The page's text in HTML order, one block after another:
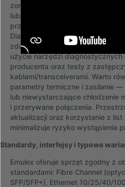
zon w sieciach Fibre Channel
lub kable. Objawy to niestabilne
przepustowości lub brak
Diagnostyka obejmuje:
zdarzeń karty, weryfikację wersji
użycie narzędzi
producenta oraz testy z
kablami/transceiverami. Warto
parametry termiczne i zasilanie
lub niewystarczające chłodzenie
i przerywane połączenia.
aktualizacji oraz korzystanie z
minimalizuje ryzyko wystąpienia
Standardy, interfejsy i typowe
Emulex oferuje sprzęt zgodny z
standardami: Fibre Channel
SFP/SFP+), Ethernet 10/25/40/